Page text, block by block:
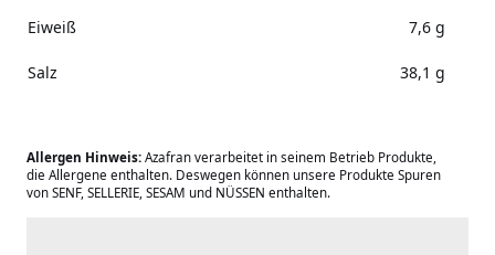
Eiweiß 7,6 g
Salz 38,1 g
Allergen Hinweis: Azafran verarbeitet in seinem Betrieb Produkte,
die Allergene enthalten. Deswegen können unsere Produkte Spuren
von SENF, SELLERIE, SESAM und NÜSSEN enthalten.